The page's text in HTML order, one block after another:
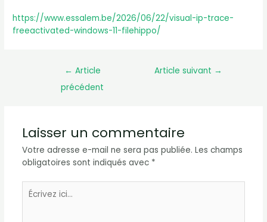
https://www.essalem.be/2026/06/22/visual-ip-trace-
freeactivated-windows-11-filehippo/
← Article
précédent
Article suivant →
Laisser un commentaire
Votre adresse e-mail ne sera pas publiée. Les champs
obligatoires sont indiqués avec *
Écrivez
ici…